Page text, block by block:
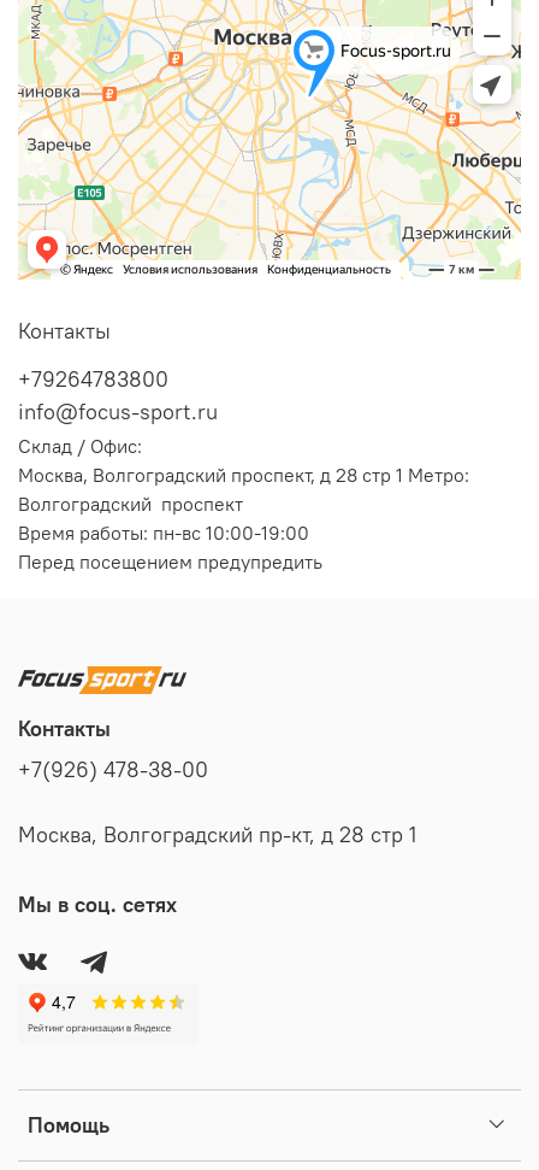
Контакты
+79264783800
info@focus-sport.ru
Склад / Офис:
Москва, Волгоградский проспект, д 28 стр 1 Метро:
Волгоградский проспект
Время работы: пн-вс 10:00-19:00
Перед посещением предупредить
Помощь
Контакты
+7(926) 478-38-00
Москва, Волгоградский пр-кт, д 28 стр 1
Мы в соц. сетях